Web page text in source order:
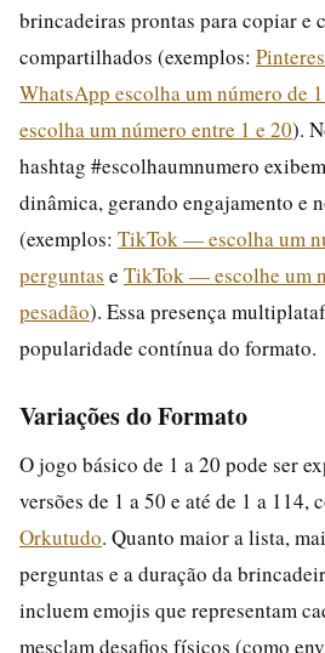
brincadeiras prontas para copiar e
compartilhados (exemplos:
WhatsApp escolha um número de
escolha um número entre 1 e 20).
hashtag #escolhaumnumero
dinâmica, gerando engajamento e
(exemplos: TikTok — escolha um
perguntas e TikTok — escolhe um
pesadão). Essa presença
popularidade contínua do formato.
Variações do Formato
O jogo básico de 1 a 20 pode ser
versões de 1 a 50 e até de 1 a 114,
Orkutudo. Quanto maior a lista,
perguntas e a duração da
incluem emojis que representam
mesclam desafios físicos (como